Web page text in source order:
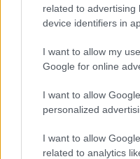
related to advertising
device identifiers in
I want to allow my
Google for online
I want to allow
personalized
I want to allow
related to analytics
CRIPTOMONEDAS